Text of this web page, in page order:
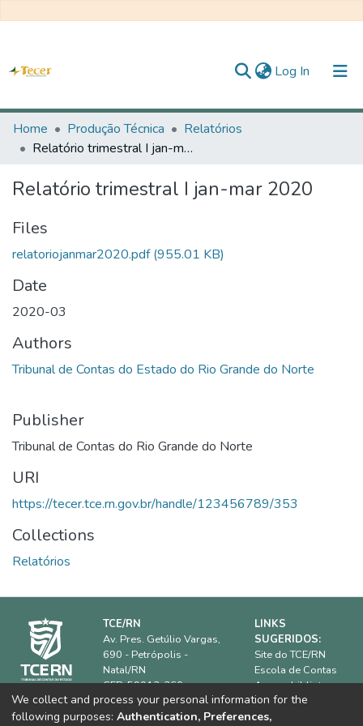
Log In (current)
Home
All of DSpace
Statistics
Statistics
About TECER
Home Produção Técnica
Relatórios
Relatório trimestral I jan-mar 2020
Relatório trimestral I jan-mar 2020
Files
relatoriojanmar2020.pdf(955.01 KB)
Date
2020-03
Authors
Tribunal de Contas do Estado do Rio Grande do Norte
Publisher
Tribunal de Contas do Rio Grande do Norte
URI
https://tecer.tce.rn.gov.br/handle/123456789/353
Collections
Relatórios
TCE/RN
Av. Pres. Getúlio Vargas,
690 - Petrópolis -
Natal/RN
CEP: 59012-360.
Horário de
funcionamento:08h00 às
LINKS
SUGERIDOS:
Site do TCE/RN
Escola de Contas
Acervo biblioteca
IRB
ATRICON
We collect and process your personal information for the
following purposes: Authentication, Preferences,